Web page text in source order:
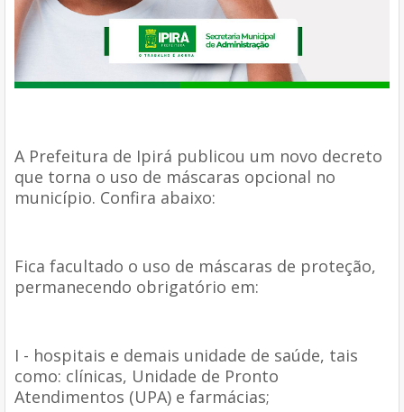
A Prefeitura de Ipirá publicou um novo decreto
que torna o uso de máscaras opcional no
município. Confira abaixo:
Fica facultado o uso de máscaras de proteção,
permanecendo obrigatório em:
I - hospitais e demais unidade de saúde, tais
como: clínicas, Unidade de Pronto
Atendimentos (UPA) e farmácias;